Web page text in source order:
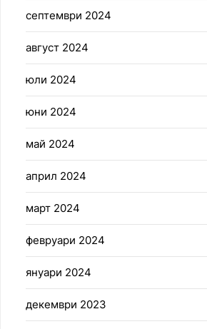
септември 2024
август 2024
юли 2024
юни 2024
май 2024
април 2024
март 2024
февруари 2024
януари 2024
декември 2023